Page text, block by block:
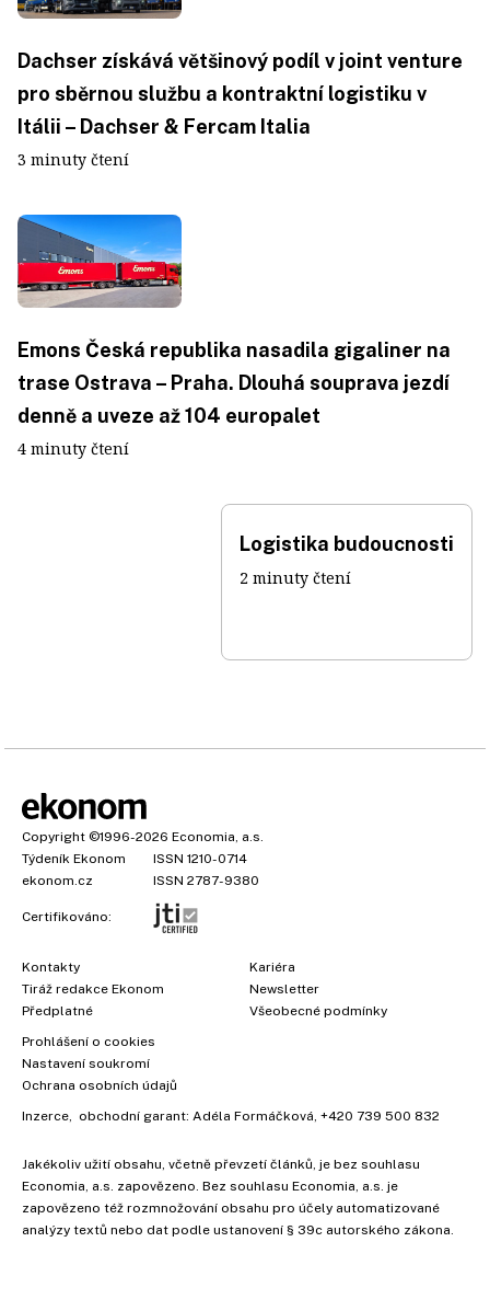
Dachser získává většinový podíl v joint venture
pro sběrnou službu a kontraktní logistiku v
Itálii – Dachser & Fercam Italia
3 minuty čtení
Emons Česká republika nasadila gigaliner na
trase Ostrava – Praha. Dlouhá souprava jezdí
denně a uveze až 104 europalet
4 minuty čtení
Logistika budoucnosti
2 minuty čtení
Copyright ©1996-2026 Economia, a.s.
Týdeník Ekonom
ISSN 1210-0714
ekonom.cz
ISSN 2787-9380
Certifikováno:
Kontakty
Tiráž redakce Ekonom
Předplatné
Kariéra
Newsletter
Všeobecné podmínky
Prohlášení o cookies
Nastavení soukromí
Ochrana osobních údajů
Inzerce , obchodní garant: Adéla Formáčková +420 739 500 832
Jakékoliv užití obsahu, včetně převzetí článků, je bez souhlasu
Economia, a.s. zapovězeno. Bez souhlasu Economia, a.s. je
zapovězeno též rozmnožování obsahu pro účely automatizované
analýzy textů nebo dat podle ustanovení § 39c autorského zákona.